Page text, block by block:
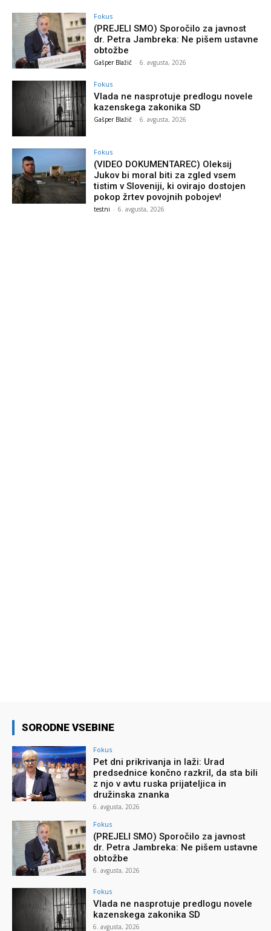
Fokus
(PREJELI SMO) Sporočilo za javnost
dr. Petra Jambreka: Ne pišem ustavne
obtožbe
Gašper Blažič - 6. avgusta, 2026
Fokus
Vlada ne nasprotuje predlogu novele
kazenskega zakonika SD
Gašper Blažič - 6. avgusta, 2026
Fokus
(VIDEO DOKUMENTAREC) Oleksij
Jukov bi moral biti za zgled vsem
tistim v Sloveniji, ki ovirajo dostojen
pokop žrtev povojnih pobojev!
testni - 6. avgusta, 2026
SORODNE VSEBINE
Fokus
Pet dni prikrivanja in laži: Urad
predsednice končno razkril, da sta bili
z njo v avtu ruska prijateljica in
družinska znanka
6. avgusta, 2026
Fokus
(PREJELI SMO) Sporočilo za javnost
dr. Petra Jambreka: Ne pišem ustavne
obtožbe
6. avgusta, 2026
Fokus
Vlada ne nasprotuje predlogu novele
kazenskega zakonika SD
6. avgusta, 2026